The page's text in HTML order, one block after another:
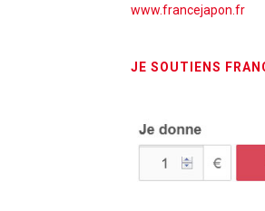
www.francejapon.fr
JE SOUTIENS